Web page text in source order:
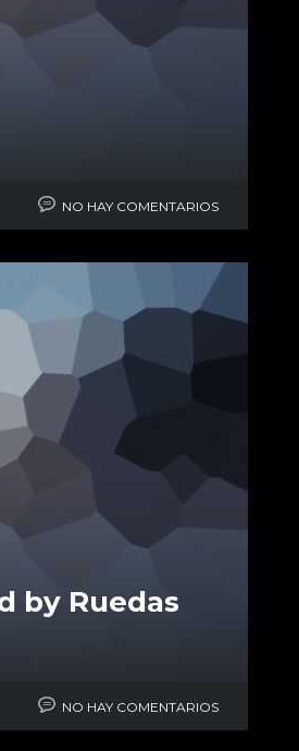
NO HAY COMENTARIOS
by Ruedas
NO HAY COMENTARIOS